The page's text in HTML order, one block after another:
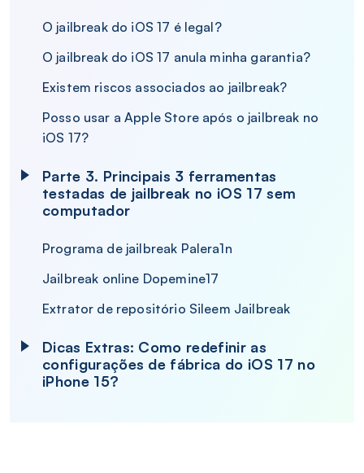
O jailbreak do iOS 17 é legal?
O jailbreak do iOS 17 anula minha garantia?
Existem riscos associados ao jailbreak?
Posso usar a Apple Store após o jailbreak no
iOS 17?
Parte 3. Principais 3 ferramentas
testadas de jailbreak no iOS 17 sem
computador
Programa de jailbreak Palera1n
Jailbreak online Dopemine17
Extrator de repositório Sileem Jailbreak
Dicas Extras: Como redefinir as
configurações de fábrica do iOS 17 no
iPhone 15?